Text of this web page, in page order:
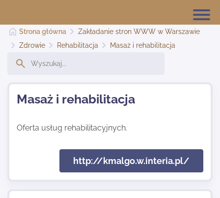
Strona główna
Zakładanie stron WWW w Warszawie
Zdrowie
Rehabilitacja Masaż i rehabilitacja
Masaż i rehabilitacja
Oferta usług rehabilitacyjnych.
http://kmalgo.w.interia.pl/